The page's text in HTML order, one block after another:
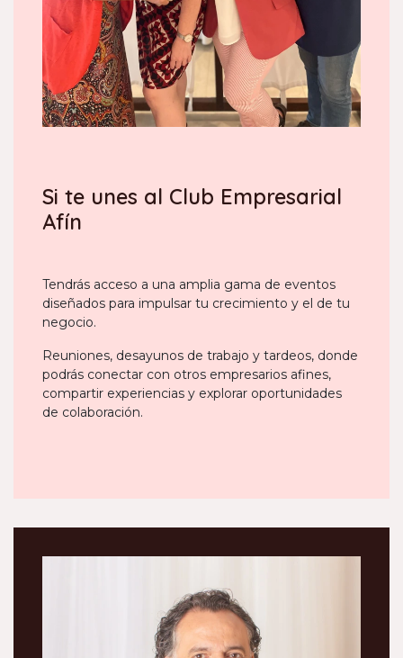
Si te unes al Club Empresarial
Afín
Tendrás acceso a una amplia gama de eventos
diseñados para impulsar tu crecimiento y el de tu
negocio.
Reuniones, desayunos de trabajo y tardeos, donde
podrás conectar con otros empresarios afines,
compartir experiencias y explorar oportunidades
de colaboración.